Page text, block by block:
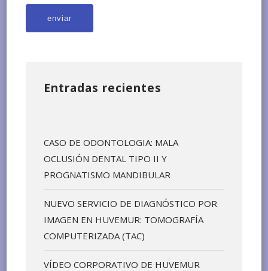
Entradas recientes
CASO DE ODONTOLOGIA: MALA
OCLUSIÓN DENTAL TIPO II Y
PROGNATISMO MANDIBULAR
NUEVO SERVICIO DE DIAGNÓSTICO POR
IMAGEN EN HUVEMUR: TOMOGRAFÍA
COMPUTERIZADA (TAC)
VÍDEO CORPORATIVO DE HUVEMUR